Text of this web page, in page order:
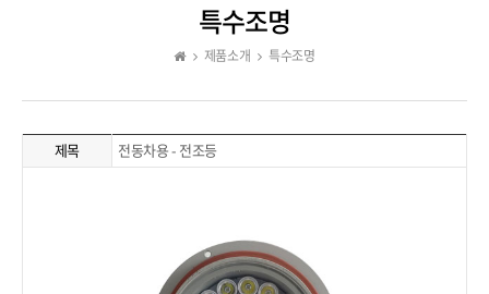
특수조명
제품소개 특수조명
제목 전동차용 - 전조등